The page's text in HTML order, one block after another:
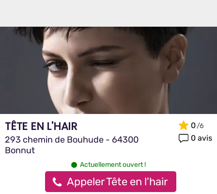
TÊTE EN L'HAIR
293 chemin de Bouhude - 64300
Bonnut
0
0 avis
Actuellement ouvert !
Appeler Tête en l'hair